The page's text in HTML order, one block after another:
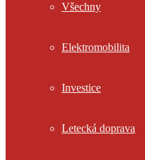
Všechny
Elektromobilita
Investice
Letecká doprava